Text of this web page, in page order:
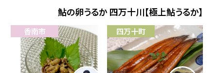
鮎の卵うるか 四万十川【極上鮎うるか】
香南市 四万十町